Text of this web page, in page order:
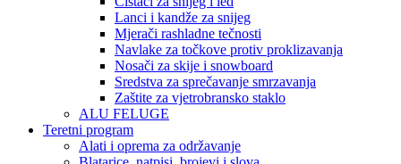
Lanci i kandže za snijeg
Mjerači rashladne tečnosti
Navlake za točkove protiv proklizavanja
Nosači za skije i snowboard
Sredstva za sprečavanje smrzavanja
Zaštite za vjetrobransko staklo
ALU FELUGE
Teretni program
Alati i oprema za održavanje